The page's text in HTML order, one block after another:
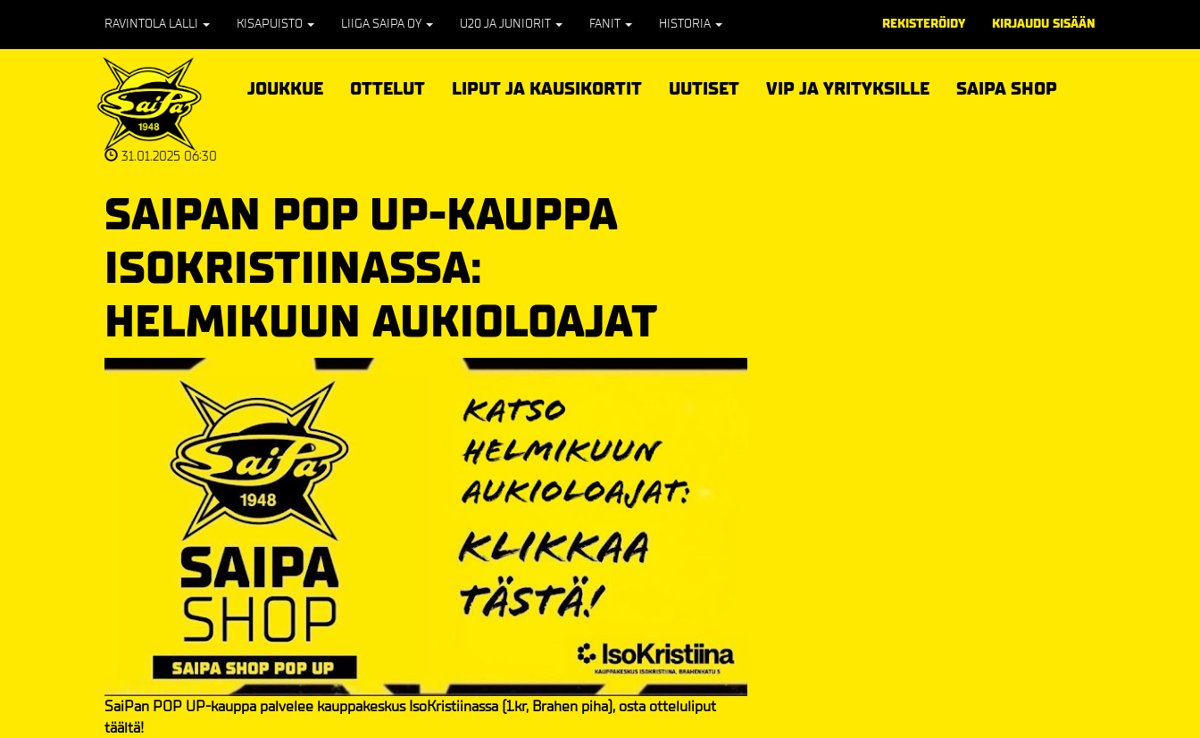
RAVINTOLA LALLI KISAPUISTO LIIGA SAIPA OY U20 JA JUNIORIT FANIT HISTORIA REKISTERÖIDY KIRJAUDU SISÄÄN
JOUKKUE OTTELUT LIPUT JA KAUSIKORTIT UUTISET VIP JA YRITYKSILLE SAIPA SHOP
31.01.2025 06:30
SAIPAN POP UP-KAUPPA
ISOKRISTIINASSA:
HELMIKUUN AUKIOLOAJAT
SaiPan POP UP-kauppa palvelee kauppakeskus IsoKristiinassa (1.kr, Brahen piha), osta otteluliput
täältä!